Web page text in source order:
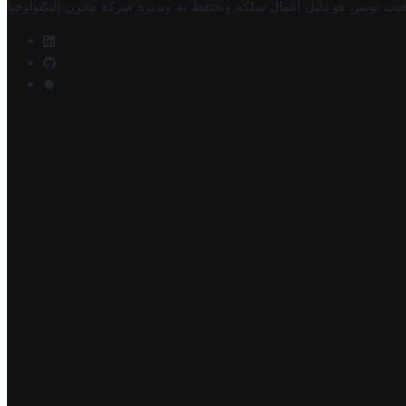
تونس هو دليل أعمال تملكه وتحتفظ به وتديره شركة مخزن التكنولوجيا